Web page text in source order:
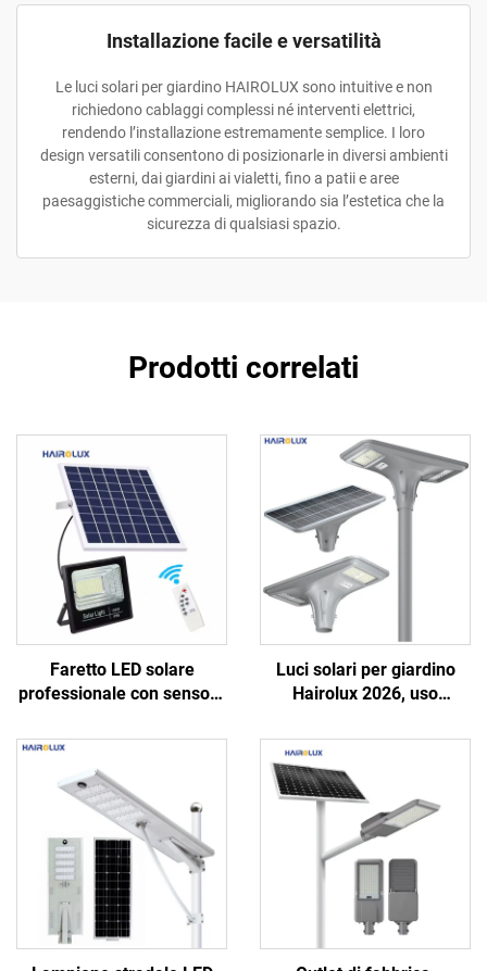
Installazione facile e versatilità
Le luci solari per giardino HAIROLUX sono intuitive e non
richiedono cablaggi complessi né interventi elettrici,
rendendo l’installazione estremamente semplice. I loro
design versatili consentono di posizionarle in diversi ambienti
esterni, dai giardini ai vialetti, fino a patii e aree
paesaggistiche commerciali, migliorando sia l’estetica che la
sicurezza di qualsiasi spazio.
Prodotti correlati
Faretto LED solare
professionale con sensore
telecomando e pannello
solare a ricarica rapida
Luci solari per giardino
Hairolux 2026, uso
decorative per esterni,
impermeabili